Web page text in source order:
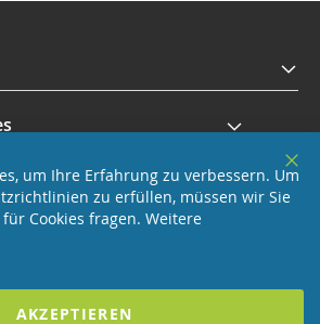
um Ihre Erfahrung zu verbessern. Um
zu erfüllen, müssen wir Sie
Cookies fragen. Weitere
AKZEPTIEREN